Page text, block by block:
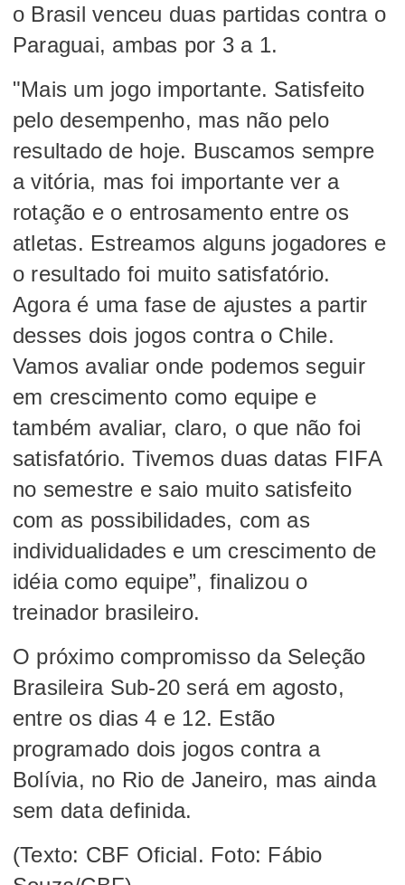
o Brasil venceu duas partidas contra o
Paraguai, ambas por 3 a 1.
"Mais um jogo importante. Satisfeito
pelo desempenho, mas não pelo
resultado de hoje. Buscamos sempre
a vitória, mas foi importante ver a
rotação e o entrosamento entre os
atletas. Estreamos alguns jogadores e
o resultado foi muito satisfatório.
Agora é uma fase de ajustes a partir
desses dois jogos contra o Chile.
Vamos avaliar onde podemos seguir
em crescimento como equipe e
também avaliar, claro, o que não foi
satisfatório. Tivemos duas datas FIFA
no semestre e saio muito satisfeito
com as possibilidades, com as
individualidades e um crescimento de
idéia como equipe”, finalizou o
treinador brasileiro.
O próximo compromisso da Seleção
Brasileira Sub-20 será em agosto,
entre os dias 4 e 12. Estão
programado dois jogos contra a
Bolívia, no Rio de Janeiro, mas ainda
sem data definida.
(Texto: CBF Oficial. Foto: Fábio